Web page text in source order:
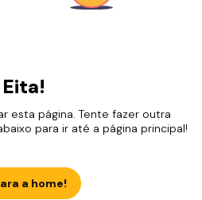
Eita!
esta página. Tente fazer outra
para ir até a página principal!
a home!